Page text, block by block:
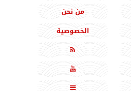
من نحن
الخصوصية


